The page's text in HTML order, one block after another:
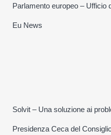
Parlamento europeo – Ufficio
Eu News
Solvit – Una soluzione ai
Presidenza Ceca del